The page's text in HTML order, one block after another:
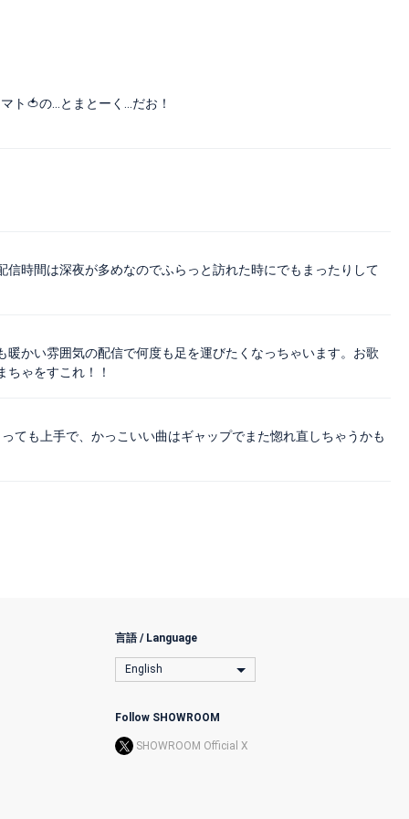
ト🍅の…とまとーく…だお！
時間は深夜が多めなのでふらっと訪れた時にでもまったりして
かい雰囲気の配信で何度も足を運びたくなっちゃいます。お歌
ゃをすこれ！！
ても上手で、かっこいい曲はギャップでまた惚れ直しちゃうかも
言語 / Language
English
Follow SHOWROOM
SHOWROOM Official X